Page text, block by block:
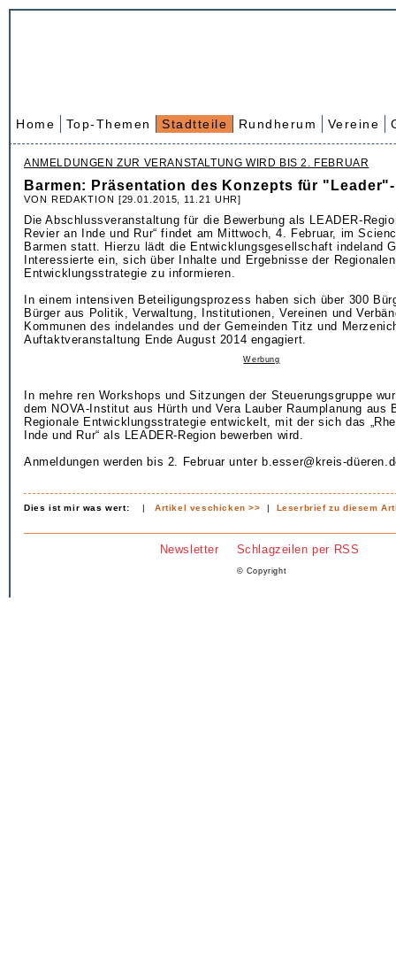
Home Top-Themen Stadtteile Rundherum Vereine
ANMELDUNGEN ZUR VERANSTALTUNG WIRD BIS 2. FEBRUAR
Barmen: Präsentation des Konzepts für
VON REDAKTION [29.01.2015, 11.21 UHR]
Die Abschlussveranstaltung für die Bewerbung als LEADER-
Revier an Inde und Rur“ findet am Mittwoch, 4. Februar, im
Barmen statt. Hierzu lädt die Entwicklungsgesellschaft indeland
Interessierte ein, sich über Inhalte und Ergebnisse der Regionalen
Entwicklungsstrategie zu informieren.
In einem intensiven Beteiligungsprozess haben sich über 300
Bürger aus Politik, Verwaltung, Institutionen, Vereinen und
Kommunen des indelandes und der Gemeinden Titz und
Auftaktveranstaltung Ende August 2014 engagiert.
Werbung
In mehre ren Workshops und Sitzungen der Steuerungsgruppe
dem NOVA-Institut aus Hürth und Vera Lauber Raumplanung aus
Regionale Entwicklungsstrategie entwickelt, mit der sich das
Inde und Rur“ als LEADER-Region bewerben wird.
Anmeldungen werden bis 2. Februar unter b.esser@kreis-
Dies ist mir was wert: |Artikel veschicken >> | Leserbrief zu diesem
Newsletter Schlagzeilen per RSS
© Copyright